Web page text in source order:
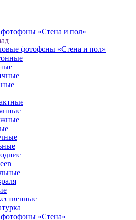
«Стена и пол»
фотофоны «Стена и пол»
«Стена»